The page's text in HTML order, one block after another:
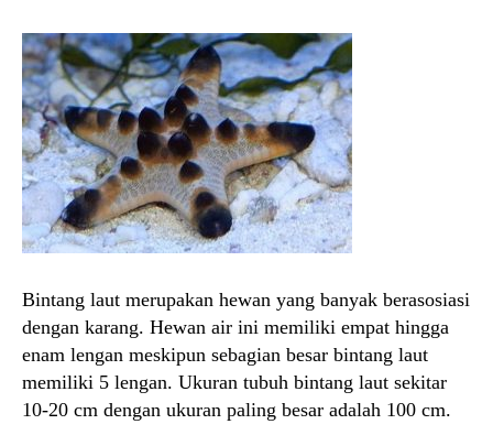
Bintang laut merupakan hewan yang banyak berasosiasi
dengan karang. Hewan air ini memiliki empat hingga
enam lengan meskipun sebagian besar bintang laut
memiliki 5 lengan. Ukuran tubuh bintang laut sekitar
10-20 cm dengan ukuran paling besar adalah 100 cm.